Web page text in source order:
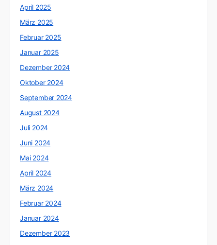
April 2025
März 2025
Februar 2025
Januar 2025
Dezember 2024
Oktober 2024
September 2024
August 2024
Juli 2024
Juni 2024
Mai 2024
April 2024
März 2024
Februar 2024
Januar 2024
Dezember 2023